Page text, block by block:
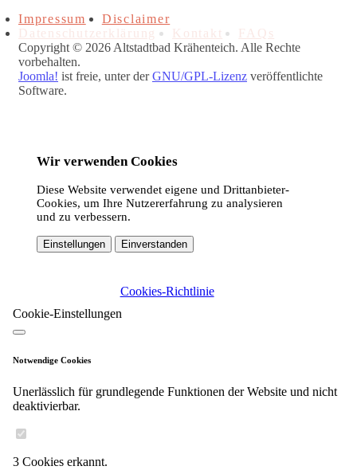
Impressum
Disclaimer
Datenschutzerklärung
Kontakt
FAQs
Copyright © 2026 Altstadtbad Krähenteich. Alle Rechte
vorbehalten.
Joomla! ist freie, unter derGNU/GPL-Lizenz veröffentlichte
Software.
Wir verwenden Cookies
Diese Website verwendet eigene und Drittanbieter-
Cookies, um Ihre Nutzererfahrung zu analysieren
und zu verbessern.
Einstellungen Einverstanden
Cookies-Richtlinie
Cookie-Einstellungen
Notwendige Cookies
Unerlässlich für grundlegende Funktionen der Website und nicht
deaktivierbar.
3 Cookies erkannt.